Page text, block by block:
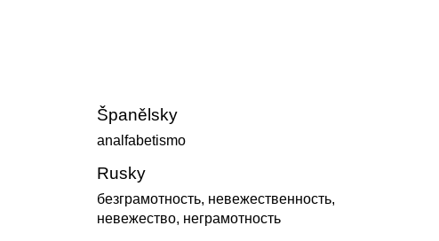
Španělsky
analfabetismo
Rusky
безграмотность, невежественность,
невежество, неграмотность